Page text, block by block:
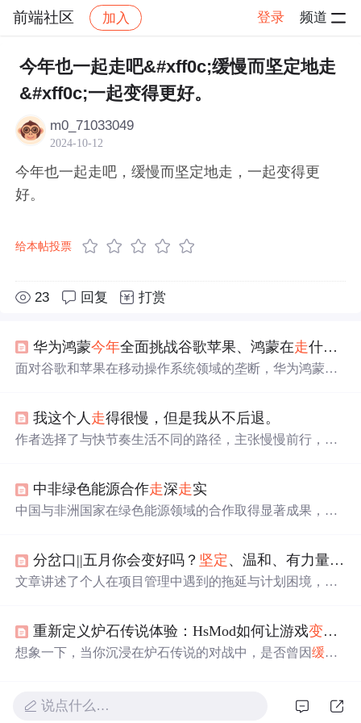
前端社区 加入 登录 频道
社区 前端社区 感慨 帖子详情
今年也一起走吧&#xff0c;缓慢而坚定地走
&#xff0c;一起变得更好。
m0_71033049
2024-10-12
今年也一起走吧，缓慢而坚定地走，一起变得更
好。
给本帖投票
23 回复 打赏
华为鸿蒙今年全面挑战谷歌苹果、鸿蒙在走什么路线？
面对谷歌和苹果在移动操作系统领域的垄断，华为鸿蒙能
，为鸿蒙提供了发展空间。
我这个人 走得很慢，但是我从不后退。
作者选择了与快节奏生活不同的路径，主张慢慢前行，认
欣赏生活，建立深层次的联系，并最终实现真正的成就。
中非绿色能源合作走深走实
中国与非洲国家在绿色能源领域的合作取得显著成果，聚
扩大对非投资，非洲国家如肯尼亚大力发展可再生能源，
预示着广阔的合作前景。
分岔口||五月你会变好吗？ 坚定 、温和、有力量的前行~
文章讲述了个人在项目管理中遇到的拖延与计划困境，强
量，以及在人际关系中的处理策略；同时，提到了在感情
中如何更好 地表达关心和处理情绪波动。作者通过反思这
重新定义炉石传说体验：HsMod如何让游戏变得
想象一下，当你沉浸在炉石传说的对战中，是否曾因缓慢
切。这不是一个简单的插件，而是一套完整的游戏体验增
说点什么…